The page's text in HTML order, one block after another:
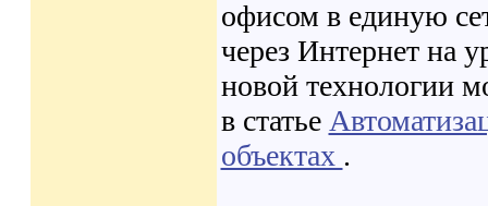
офисом в единую
через Интернет на
новой технологии
в статье
объектах .